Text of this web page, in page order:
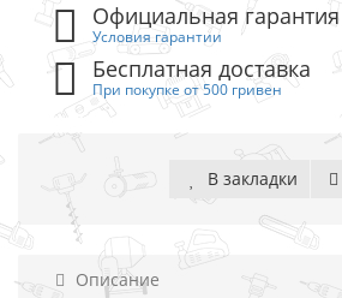
Официальная гарантия
Условия гарантии
Бесплатная доставка
При покупке от 500 гривен
В закладки
Описание